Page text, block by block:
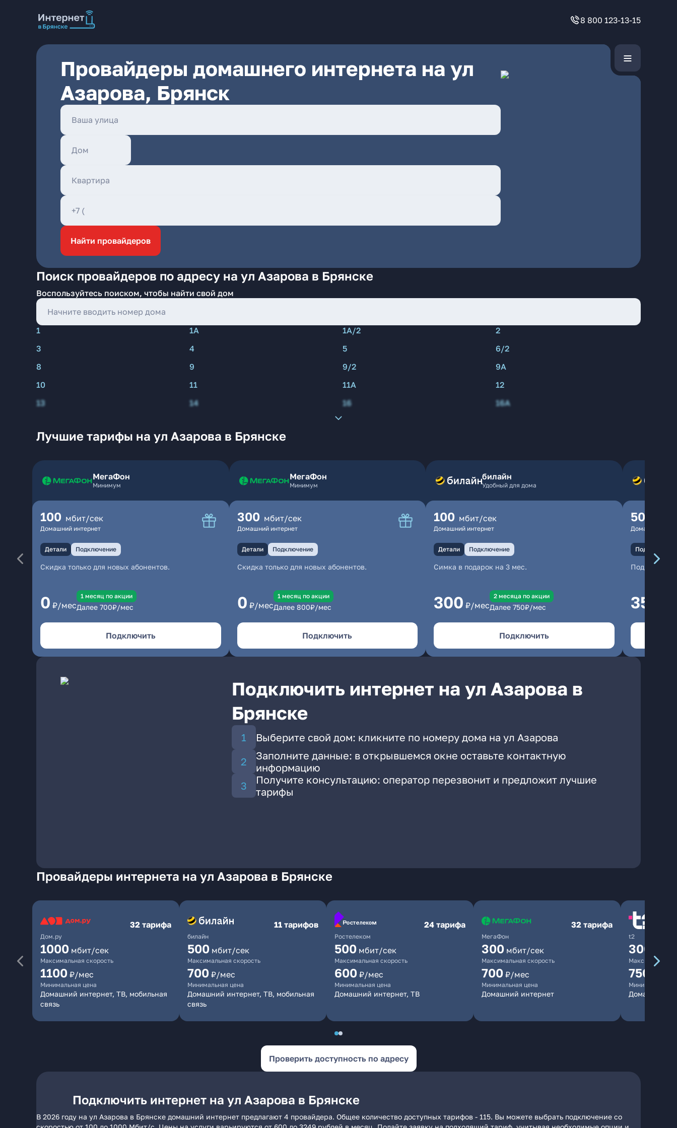
8 800 123-13-15
Провайдеры домашнего интернета на ул
Азарова, Брянск
Найти провайдеров
Поиск провайдеров по адресу на ул Азарова в Брянске
Воспользуйтесь поиском, чтобы найти свой дом
1 1А 1А/2
2
3
4 5
6/2
8
9 9/2
9А
10
11 11А
12
13
14 16 16А
Лучшие тарифы на ул Азарова в Брянске
МегаФон
Минимум
100 мбит/сек
Домашний интернет
Детали Подключение
Скидка только для новых абонентов.
0 ₽/мес
1 месяц по акции
Далее 700₽/мес
Подключить
МегаФон
Минимум
300 мбит/сек
Домашний интернет
Детали Подключение
Скидка только для новых абонентов.
0 ₽/мес
1 месяц по акции
Далее 800₽/мес
Подключить
билайн
Удобный для дома
100 мбит/сек
Домашний интернет
Детали Подключение
Симка в подарок на 3 мес.
300 ₽/мес
2 месяцa по акции
Далее 750₽/мес
Подключить
500
Домашний
Подключение
350
Подключить интернет на ул Азарова в
Брянске
Выберите свой дом: кликните по номеру дома на ул Азарова
Заполните данные: в открывшемся окне оставьте контактную
информацию
Получите консультацию: оператор перезвонит и предложит лучшие
тарифы
Провайдеры интернета на ул Азарова в Брянске
Дом.ру
32 тарифа
1000 мбит/сек
Максимальная скорость
1100 ₽/мес
Минимальная цена
Домашний интернет, ТВ, мобильная
связь
билайн
11 тарифов
500 мбит/сек
Максимальная скорость
700 ₽/мес
Минимальная цена
Домашний интернет, ТВ, мобильная
связь
Ростелеком
24 тарифа
500 мбит/сек
Максимальная скорость
600 ₽/мес
Минимальная цена
Домашний интернет, ТВ
МегаФон
32 тарифа
300 мбит/сек
Максимальная скорость
700 ₽/мес
Минимальная цена
Домашний интернет
t2
300
Максимальная
750
Минимальная
Домашний
Проверить доступность по адресу
Подключить интернет на ул Азарова в Брянске
В 2026 году на ул Азарова в Брянске домашний интернет предлагают 4 провайдера. Общее количество доступных тарифов - 115. Вы можете выбрать подключение со